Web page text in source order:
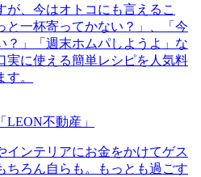
が、今はオトコにも言えるこ
と一杯寄ってかない？」、「今
？」「週末ホムパしようよ」な
実に使える簡単レシピを人気料
。
不動産」
インテリアにお金をかけてゲス
ちろん自らも。もっとも過ごす